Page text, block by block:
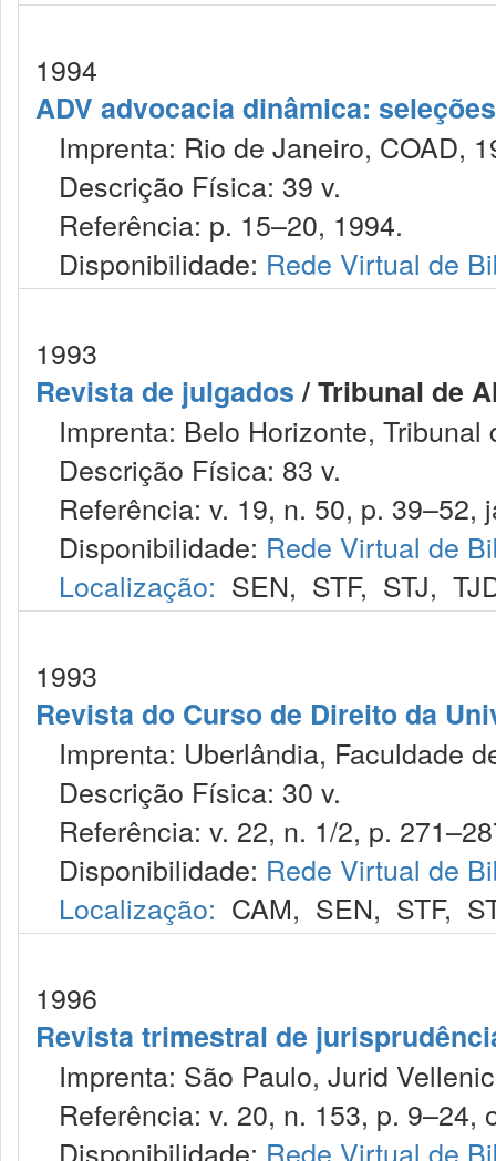
1994
ADV advocacia dinâmica:
Imprenta: Rio de Janeiro, COAD,
Descrição Física: 39 v.
Referência: p. 15–20, 1994.
Disponibilidade: Rede Virtual de
1993
Revista de julgados/ Tribunal de
Imprenta: Belo Horizonte,
Descrição Física: 83 v.
Referência: v. 19, n. 50, p. 39–52,
Disponibilidade: Rede Virtual de
Localização: SEN, STF, STJ,
1993
Revista do Curso de Direito da
Imprenta: Uberlândia, Faculdade
Descrição Física: 30 v.
Referência: v. 22, n. 1/2, p.
Disponibilidade: Rede Virtual de
Localização: CAM, SEN, STF,
1996
Revista trimestral de
Imprenta: São Paulo, Jurid
Referência: v. 20, n. 153, p. 9–24,
Disponibilidade: Rede Virtual de